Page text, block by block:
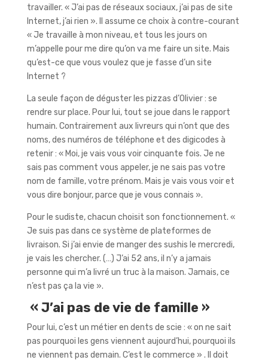
travailler. « J’ai pas de réseaux sociaux, j’ai pas de site
Internet, j’ai rien ». Il assume ce choix à contre-courant
« Je travaille à mon niveau, et tous les jours on
m’appelle pour me dire qu’on va me faire un site. Mais
qu’est-ce que vous voulez que je fasse d’un site
Internet ?
La seule façon de déguster les pizzas d’Olivier : se
rendre sur place. Pour lui, tout se joue dans le rapport
humain. Contrairement aux livreurs qui n’ont que des
noms, des numéros de téléphone et des digicodes à
retenir : « Moi, je vais vous voir cinquante fois. Je ne
sais pas comment vous appeler, je ne sais pas votre
nom de famille, votre prénom. Mais je vais vous voir et
vous dire bonjour, parce que je vous connais ».
Pour le sudiste, chacun choisit son fonctionnement. «
Je suis pas dans ce système de plateformes de
livraison. Si j’ai envie de manger des sushis le mercredi,
je vais les chercher. (…) J’ai 52 ans, il n’y a jamais
personne qui m’a livré un truc à la maison. Jamais, ce
n’est pas ça la vie ».
« J’ai pas de vie de famille »
Pour lui, c’est un métier en dents de scie : « on ne sait
pas pourquoi les gens viennent aujourd’hui, pourquoi ils
ne viennent pas demain. C’est le commerce » . Il doit